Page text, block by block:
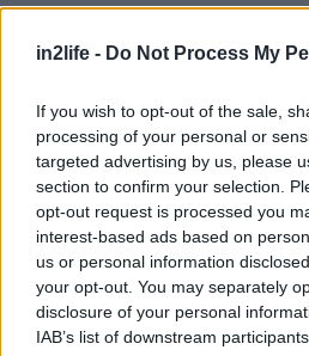
in2life - Do Not Process My
If you wish to opt-out of the sale,
processing of your personal or
targeted advertising by us, please
section to confirm your selection.
opt-out request is processed you
interest-based ads based on
us or personal information
your opt-out. You may separately
disclosure of your personal
IAB’s list of downstream
Συνεχής ανάπτυξη
μπαταρίας (BEV) και
Στρατηγικός ρόλος των
(PHEV) ως πρακτική
τεχνολογία
Άμεση επιβεβαίωση της
ανανεώσιμων καυσίμων
απανθρακοποίηση
Ενσωμάτωση ευελιξίας